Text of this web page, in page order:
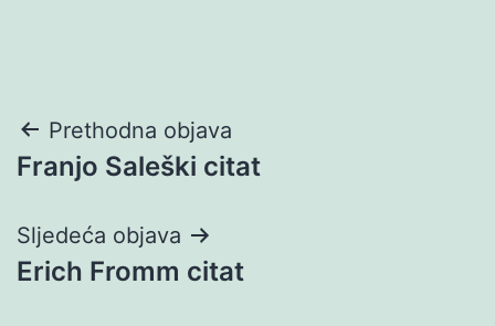
Navigacija
objava
Prethodna objava
Franjo Saleški citat
Sljedeća objava
Erich Fromm citat